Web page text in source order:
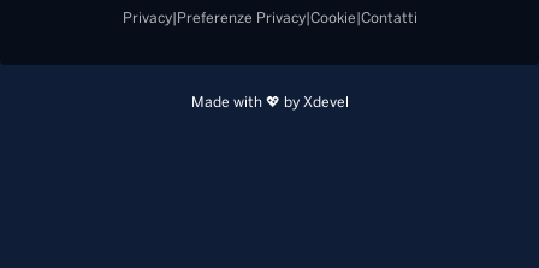
Privacy| Preferenze Privacy| Cookie Contatti
Made with 💖 by Xdevel